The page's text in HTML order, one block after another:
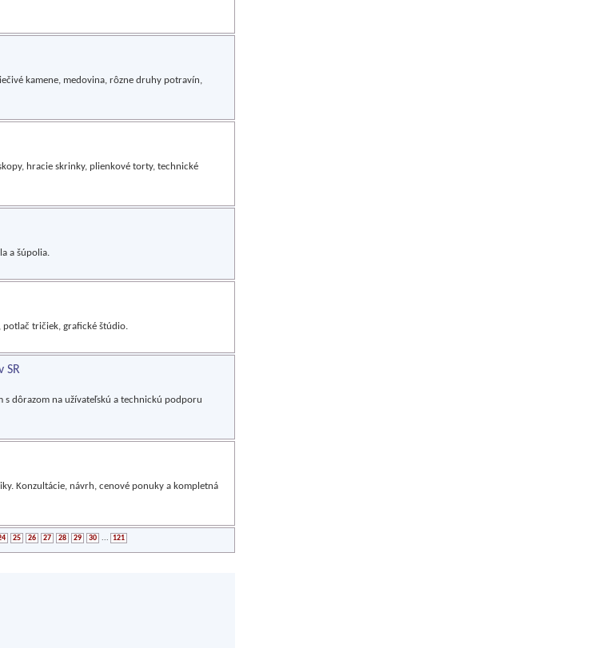
kamene, medovina, rôzne druhy potravín,
hracie skrinky, plienkové torty, technické
a šúpolia.
potlač tričiek, grafické štúdio.
SR
dôrazom na užívateľskú a technickú podporu
Konzultácie, návrh, cenové ponuky a kompletná
25 26 27 28 29 30 ... 121